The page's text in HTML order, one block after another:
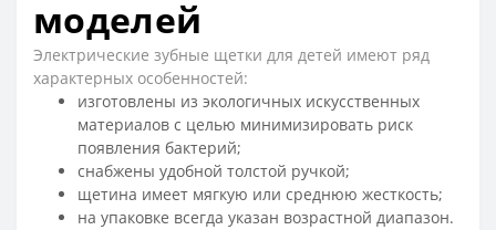
моделей
Электрические зубные щетки для детей имеют ряд
характерных особенностей:
изготовлены из экологичных искусственных
материалов с целью минимизировать риск
появления бактерий;
снабжены удобной толстой ручкой;
щетина имеет мягкую или среднюю жесткость;
на упаковке всегда указан возрастной диапазон.